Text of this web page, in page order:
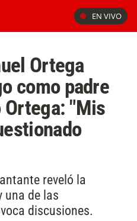
EN VIVO
Ortega
como padre
"Mis
reveló la
una de las
discusiones.